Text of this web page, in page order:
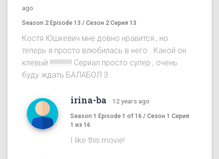
ago
Season 2 Episode 13 / Сезон 2 Серия 13
Костя Юшкевич мне довно нравится , но
теперь я просто влюбилась в него . Какой он
клёвый !!!!!!!!!!!!!!! Сериал просто супер , очень
буду ждать БАЛАБОЛ 3
irina-ba · 12 years ago
Season 1 Episode 1 of 16 / Сезон 1 Серия
1 из 16
I like this movie!